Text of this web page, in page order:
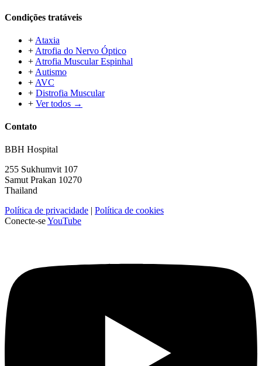
Condições tratáveis
+ Ataxia
+ Atrofia do Nervo Óptico
+ Atrofia Muscular Espinhal
+ Autismo
+ AVC
+ Distrofia Muscular
+ Ver todos →
Contato
BBH Hospital
255 Sukhumvit 107
Samut Prakan 10270
Thailand
Política de privacidade
Política de cookies
Conecte-seYouTube